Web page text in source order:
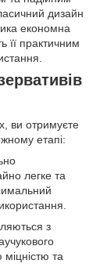
дизайн
економна
її практичним
ви отримуєте
етапі:
легке та
з
міцністю та